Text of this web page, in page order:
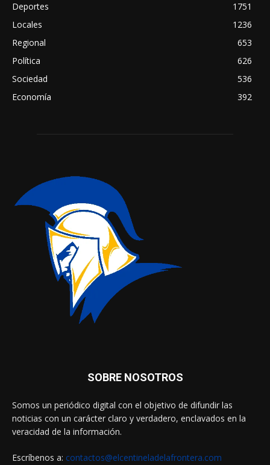
Deportes
1751
Locales
1236
Regional
653
Política
626
Sociedad
536
Economía
392
SOBRE NOSOTROS
Somos un periódico digital con el objetivo de difundir las
noticias con un carácter claro y verdadero, enclavados en la
veracidad de la información.
Escríbenos a: contactos@elcentineladelafrontera.com